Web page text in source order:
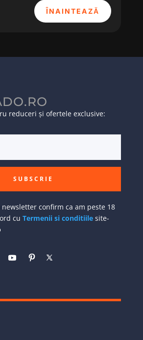
ÎNAINTEAZĂ
reduceri și ofertele exclusive:
SUBSCRIE
confirm ca am peste 18
cu Termenii si conditiilesite-